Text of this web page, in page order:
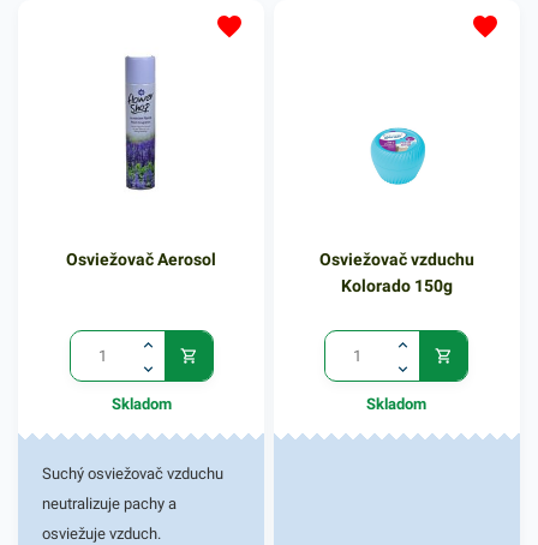
dní, potom je potreba výmeny
vonného krytu. Ak je kryt
vymenený do 33. dňa prístroj
začne vydávať zvukový
signál. V 1. týždni úspornú
prevádzku s dlhšími
prevádzka nonstop.
Osviežovač Aerosol
Skladom
Suchý osviežovač vzduchu
neutralizuje pachy a
osviežuje vzduch.
Osviežovač vzduchu
Kolorado 150g
Skladom